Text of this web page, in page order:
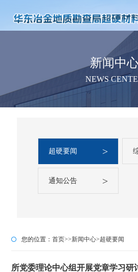
新闻中
NEWS
超硬要闻 >
通知公告 >
您的位置：首页>>新闻中心>超硬要闻
所党委理论中心组开展党章学习研